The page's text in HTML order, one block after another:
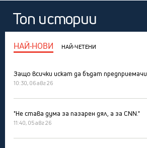
Топ истории
НАЙ-НОВИ НАЙ-ЧЕТЕНИ
Защо всички искат да бъдат предприемачи
10:30, 06 авг 26
"Не става дума за пазарен дял, а за CNN."
11:40, 05 авг 26